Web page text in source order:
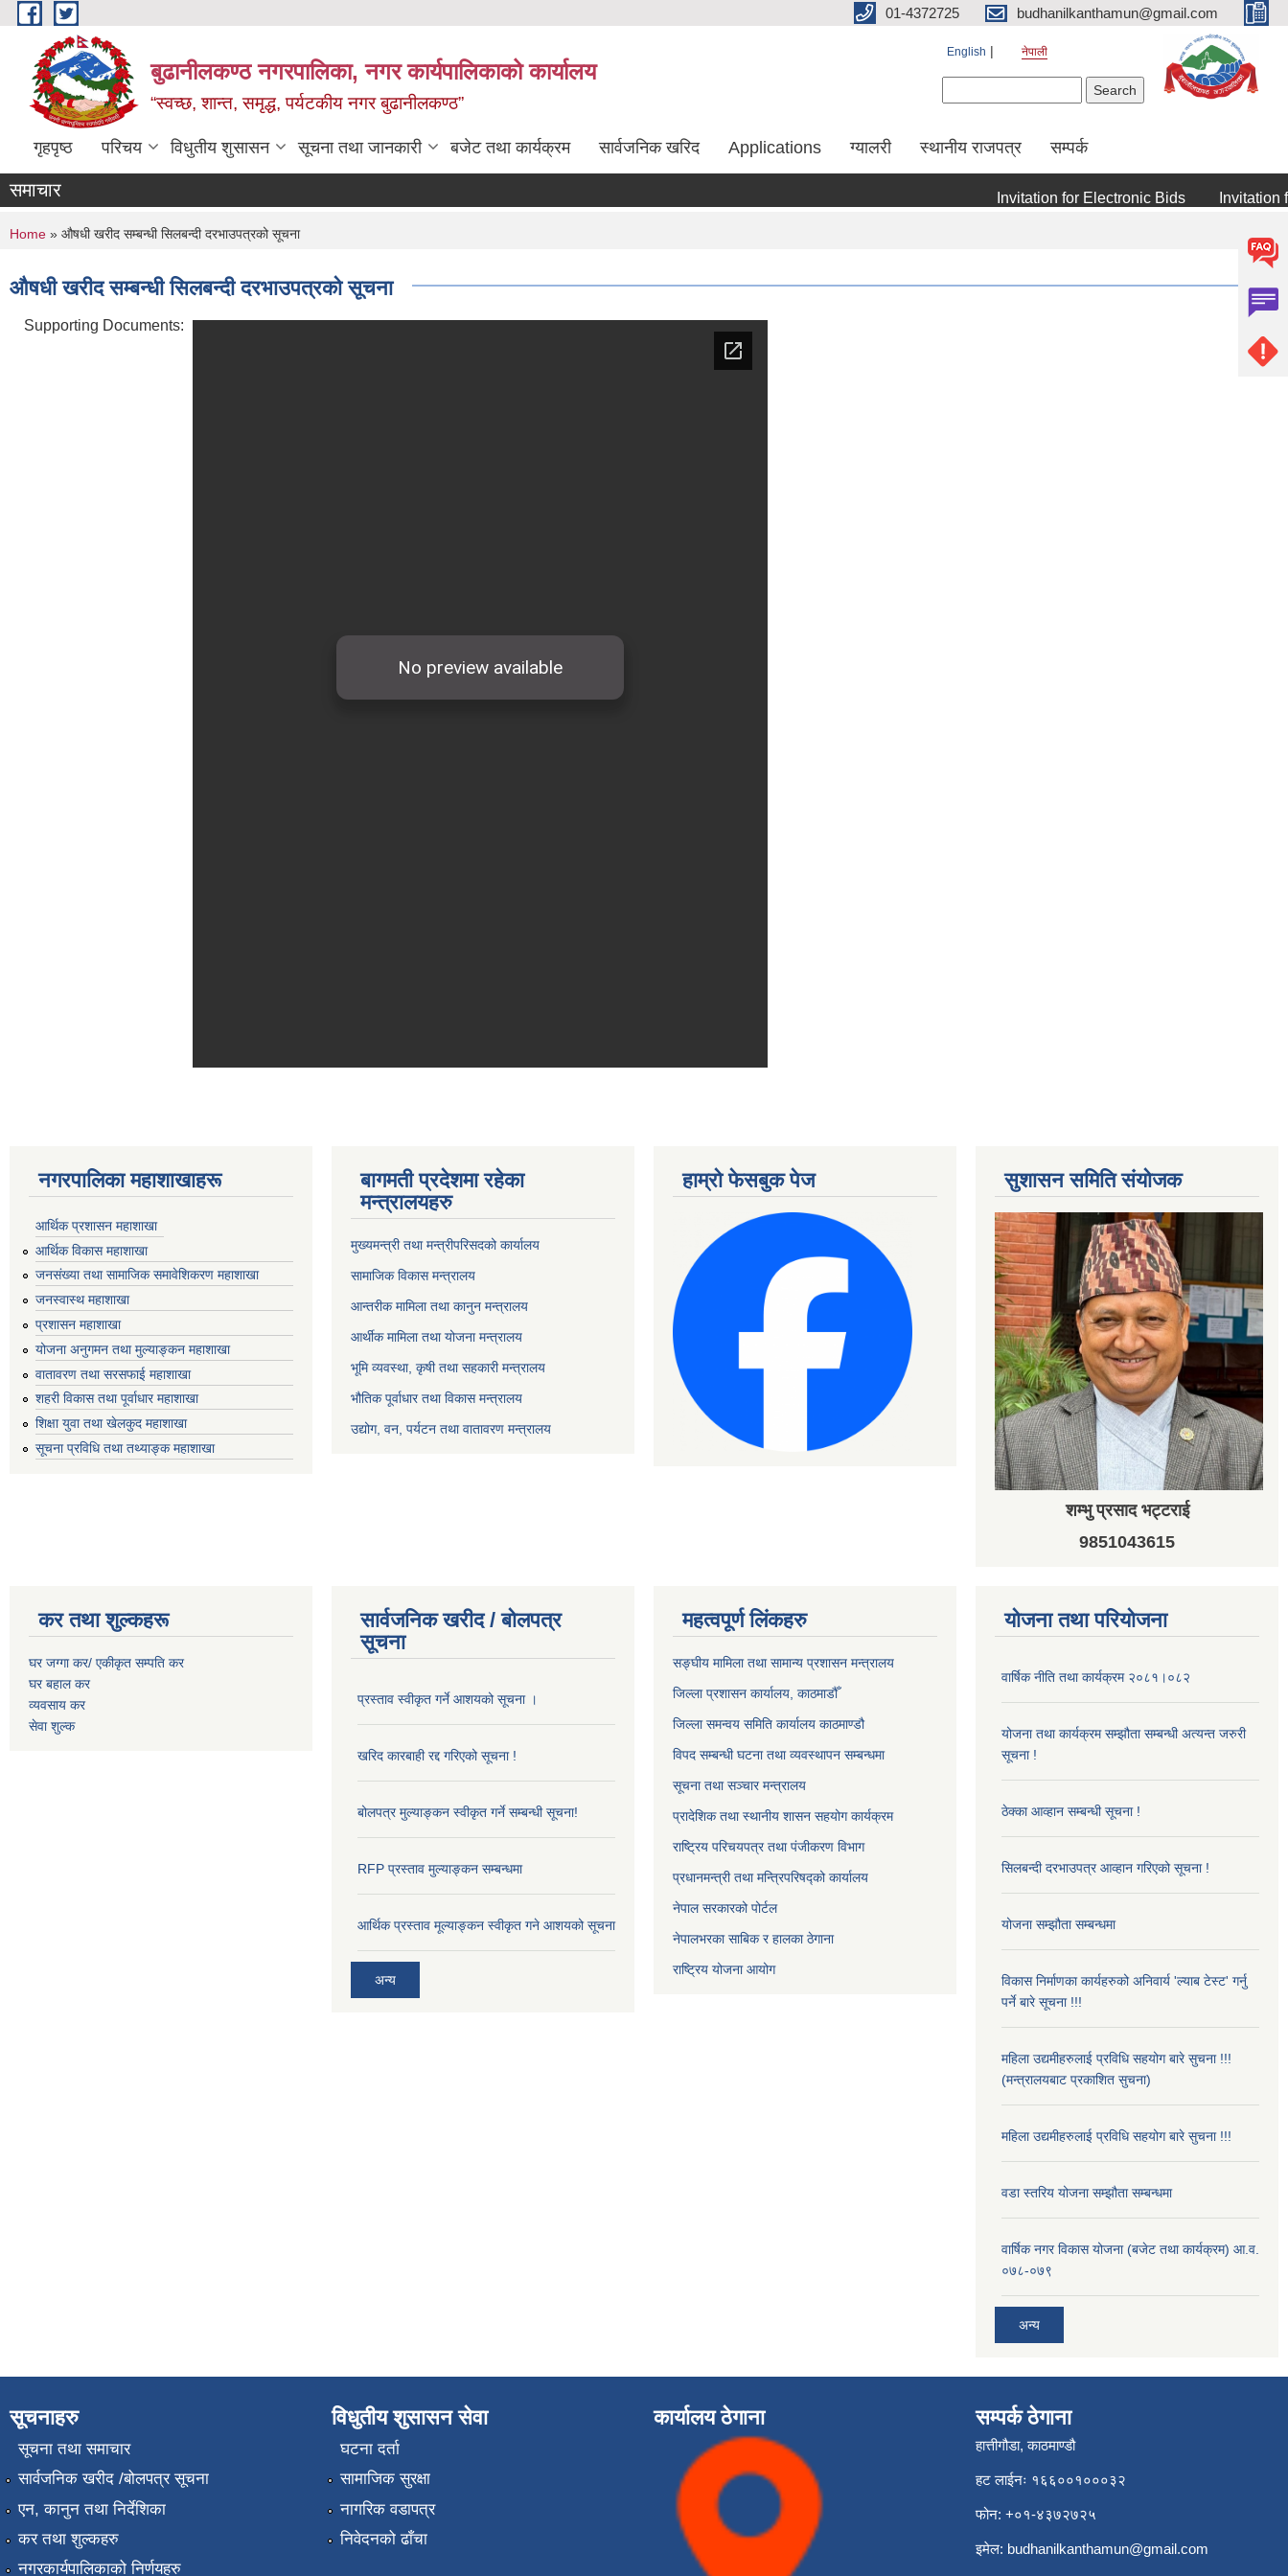
Skip to main content 01-4372725 budhanilkanthamun@gmail.com
बुढानीलकण्ठ नगरपालिका, नगर कार्यपालिकाको कार्यालय
“स्वच्छ, शान्त, समृद्ध, पर्यटकीय नगर बुढानीलकण्ठ”
English नेपाली
गृहपृष्ठ परिचय विधुतीय शुसासन सूचना तथा जानकारी बजेट तथा कार्यक्रम सार्वजनिक खरिद Applications ग्यालरी स्थानीय राजपत्र सम्पर्क
समाचार Invitation for Electronic Bids Invitation for
You are here
Home » औषधी खरीद सम्बन्धी सिलबन्दी दरभाउपत्रको सूचना
औषधी खरीद सम्बन्धी सिलबन्दी दरभाउपत्रको सूचना
Supporting Documents:
नगरपालिका महाशाखाहरू
आर्थिक प्रशासन महाशाखा
आर्थिक विकास महाशाखा
जनसंख्या तथा सामाजिक समावेशिकरण महाशाखा
जनस्वास्थ महाशाखा
प्रशासन महाशाखा
योजना अनुगमन तथा मुल्याङ्कन महाशाखा
वातावरण तथा सरसफाई महाशाखा
शहरी विकास तथा पूर्वाधार महाशाखा
शिक्षा युवा तथा खेलकुद महाशाखा
सूचना प्रविधि तथा तथ्याङ्क महाशाखा
बागमती प्रदेशमा रहेका
मन्त्रालयहरु
मुख्यमन्त्री तथा मन्त्रीपरिसदको कार्यालय
सामाजिक विकास मन्त्रालय
आन्तरीक मामिला तथा कानुन मन्त्रालय
आर्थीक मामिला तथा योजना मन्त्रालय
भूमि व्यवस्था, कृषी तथा सहकारी मन्त्रालय
भौतिक पूर्वाधार तथा विकास मन्त्रालय
उद्योग, वन, पर्यटन तथा वातावरण मन्त्रालय
हाम्रो फेसबुक पेज सुशासन समिति संयोजक
शम्भु प्रसाद भट्टराई
9851043615
कर तथा शुल्कहरू
घर जग्गा कर/ एकीकृत सम्पति कर
घर बहाल कर
व्यवसाय कर
सेवा शुल्क
सार्वजनिक खरीद / बोलपत्र
सूचना
प्रस्ताव स्वीकृत गर्ने आशयको सूचना ।
खरिद कारबाही रद्द गरिएको सूचना !
बोलपत्र मुल्याङ्कन स्वीकृत गर्ने सम्बन्धी सूचना!
RFP प्रस्ताव मुल्याङ्कन सम्बन्धमा
आर्थिक प्रस्ताव मूल्याङ्कन स्वीकृत गने आशयको सूचना
अन्य
महत्वपूर्ण लिंकहरु
सङ्‍घीय मामिला तथा सामान्य प्रशासन मन्त्रालय
जिल्ला प्रशासन कार्यालय, काठमाडौँ
जिल्ला समन्वय समिति कार्यालय काठमाण्ड‌ौ
विपद सम्बन्धी घटना तथा व्यवस्थापन सम्बन्धमा
सूचना तथा सञ्चार मन्त्रालय
प्रादेशिक तथा स्थानीय शासन सहयोग कार्यक्रम
राष्ट्रिय परिचयपत्र तथा पंजीकरण विभाग
प्रधानमन्त्री तथा मन्त्रिपरिषद्को कार्यालय
नेपाल सरकारको पोर्टल
नेपालभरका साबिक र हालका ठेगाना
राष्ट्रिय योजना आयोग
योजना तथा परियोजना
वार्षिक नीति तथा कार्यक्रम २०८१।०८२
योजना तथा कार्यक्रम सम्झौता सम्बन्धी अत्यन्त जरुरी
सूचना !
ठेक्का आव्हान सम्बन्धी सूचना !
सिलबन्दी दरभाउपत्र आव्हान गरिएको सूचना !
योजना सम्झौता सम्बन्धमा
विकास निर्माणका कार्यहरुको अनिवार्य 'ल्याब टेस्ट' गर्नु
पर्ने बारे सूचना !!!
महिला उद्यमीहरुलाई प्रविधि सहयोग बारे सुचना !!!
(मन्त्रालयबाट प्रकाशित सुचना)
महिला उद्यमीहरुलाई प्रविधि सहयोग बारे सुचना !!!
वडा स्तरिय योजना सम्झौता सम्बन्धमा
वार्षिक नगर विकास योजना (बजेट तथा कार्यक्रम) आ.व.
०७८-०७९
अन्य
सूचनाहरु
सूचना तथा समाचार
सार्वजनिक खरीद /बोलपत्र सूचना
एन, कानुन तथा निर्देशिका
कर तथा शुल्कहरु
नगरकार्यपालिकाको निर्णयहरु
विधुतीय शुसासन सेवा
घटना दर्ता
सामाजिक सुरक्षा
नागरिक वडापत्र
निवेदनको ढाँचा
कार्यालय ठेगाना सम्पर्क ठेगाना
हात्तीगौडा, काठमाण्डौ
हट लाईनः १६६००१०००३२
फोन: +०१-४३७२७२५
इमेल: budhanilkanthamun@gmail.com